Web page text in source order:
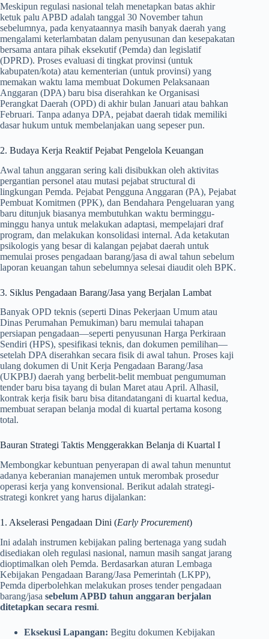
Meskipun regulasi nasional telah menetapkan batas akhir
ketuk palu APBD adalah tanggal 30 November tahun
sebelumnya, pada kenyataannya masih banyak daerah yang
mengalami keterlambatan dalam penyusunan dan kesepakatan
bersama antara pihak eksekutif (Pemda) dan legislatif
(DPRD). Proses evaluasi di tingkat provinsi (untuk
kabupaten/kota) atau kementerian (untuk provinsi) yang
memakan waktu lama membuat Dokumen Pelaksanaan
Anggaran (DPA) baru bisa diserahkan ke Organisasi
Perangkat Daerah (OPD) di akhir bulan Januari atau bahkan
Februari. Tanpa adanya DPA, pejabat daerah tidak memiliki
dasar hukum untuk membelanjakan uang sepeser pun.
2. Budaya Kerja Reaktif Pejabat Pengelola Keuangan
Awal tahun anggaran sering kali disibukkan oleh aktivitas
pergantian personel atau mutasi pejabat structural di
lingkungan Pemda. Pejabat Pengguna Anggaran (PA), Pejabat
Pembuat Komitmen (PPK), dan Bendahara Pengeluaran yang
baru ditunjuk biasanya membutuhkan waktu berminggu-
minggu hanya untuk melakukan adaptasi, mempelajari draf
program, dan melakukan konsolidasi internal. Ada ketakutan
psikologis yang besar di kalangan pejabat daerah untuk
memulai proses pengadaan barang/jasa di awal tahun sebelum
laporan keuangan tahun sebelumnya selesai diaudit oleh BPK.
3. Siklus Pengadaan Barang/Jasa yang Berjalan Lambat
Banyak OPD teknis (seperti Dinas Pekerjaan Umum atau
Dinas Perumahan Pemukiman) baru memulai tahapan
persiapan pengadaan—seperti penyusunan Harga Perkiraan
Sendiri (HPS), spesifikasi teknis, dan dokumen pemilihan—
setelah DPA diserahkan secara fisik di awal tahun. Proses kaji
ulang dokumen di Unit Kerja Pengadaan Barang/Jasa
(UKPBJ) daerah yang berbelit-belit membuat pengumuman
tender baru bisa tayang di bulan Maret atau April. Alhasil,
kontrak kerja fisik baru bisa ditandatangani di kuartal kedua,
membuat serapan belanja modal di kuartal pertama kosong
total.
Bauran Strategi Taktis Menggerakkan Belanja di Kuartal I
Membongkar kebuntuan penyerapan di awal tahun menuntut
adanya keberanian manajemen untuk merombak prosedur
operasi kerja yang konvensional. Berikut adalah strategi-
strategi konkret yang harus dijalankan:
1. Akselerasi Pengadaan Dini (Early Procurement)
Ini adalah instrumen kebijakan paling bertenaga yang sudah
disediakan oleh regulasi nasional, namun masih sangat jarang
dioptimalkan oleh Pemda. Berdasarkan aturan Lembaga
Kebijakan Pengadaan Barang/Jasa Pemerintah (LKPP),
Pemda diperbolehkan melakukan proses tender pengadaan
barang/jasa sebelum APBD tahun anggaran berjalan
ditetapkan secara resmi.
Eksekusi Lapangan: Begitu dokumen Kebijakan